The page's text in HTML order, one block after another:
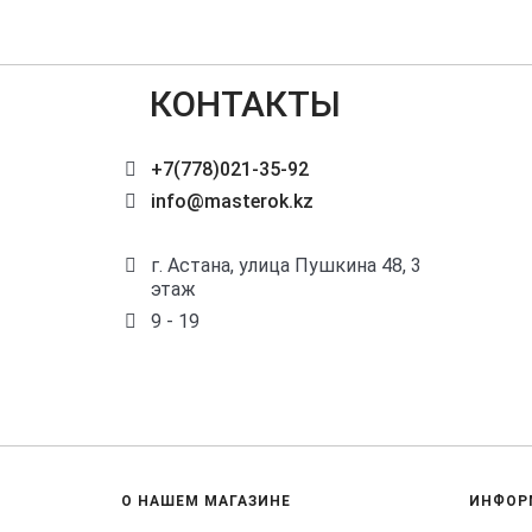
КОНТАКТЫ
+7(778)021-35-92
info@masterok.kz
г. Астана, улица Пушкина 48, 3
этаж
9 - 19
О НАШЕМ МАГАЗИНЕ